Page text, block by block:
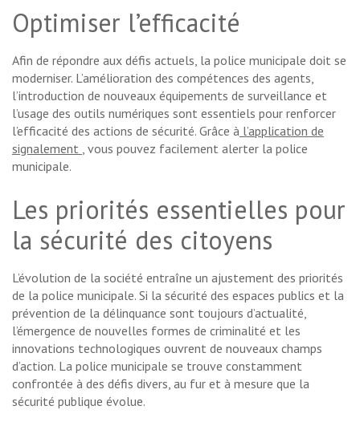
Optimiser l’efficacité
Afin de répondre aux défis actuels, la police municipale doit se
moderniser. L’amélioration des compétences des agents,
l’introduction de nouveaux équipements de surveillance et
l’usage des outils numériques sont essentiels pour renforcer
l’efficacité des actions de sécurité. Grâce à l’application de
signalement , vous pouvez facilement alerter la police
municipale.
Les priorités essentielles pour
la sécurité des citoyens
L’évolution de la société entraîne un ajustement des priorités
de la police municipale. Si la sécurité des espaces publics et la
prévention de la délinquance sont toujours d’actualité,
l’émergence de nouvelles formes de criminalité et les
innovations technologiques ouvrent de nouveaux champs
d’action. La police municipale se trouve constamment
confrontée à des défis divers, au fur et à mesure que la
sécurité publique évolue.